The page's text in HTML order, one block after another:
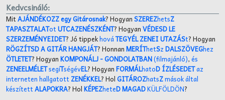
Kedvcsináló:
MitAJÁNDÉKOZZ egy Gitárosnak? HogyanSZEREZhetsZ
TAPASZTALATotUTCAZENÉSZKÉNT? HogyanVÉDESD LE
SZERZEMÉNYEIDET? Jó tippekhováTEGYÉL ZENEI UTAZÁSt? Hogyan
RÖGZÍTSD A GITÁR HANGJÁT? HonnanMERÍThetSzDALSZÖVEGhez
ÖTLETET? HogyanKOMPONÁLJ- GONDOLATBAN(filmajánló),és
ZENEELMÉLETsegíTségévEL? HogyanFORMÁLhatoD ÍZLÉSEDETaz
interneten hallgatott ZENÉKKEL? HolGITÁROZhatsZmások által
készítettALAPOKRA? HolKÉPEZheteD MAGADKÜLFÖLDÖN?